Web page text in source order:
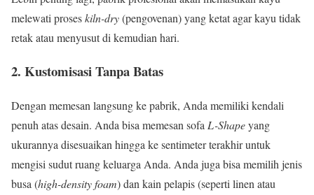
melewati proseskiln-dry(pengovenan) yang ketat agar kayu tidak
retak atau menyusut di kemudian hari.
2. Kustomisasi Tanpa Batas
Dengan memesan langsung ke pabrik, Anda memiliki kendali
penuh atas desain. Anda bisa memesan sofa L-Shapeyang
ukurannya disesuaikan hingga ke sentimeter terakhir untuk
mengisi sudut ruang keluarga Anda. Anda juga bisa memilih jenis
busa (high-density foam) dan kain pelapis (seperti linen atau